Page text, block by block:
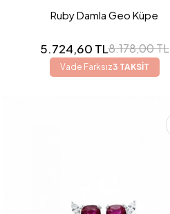
Ruby Damla Geo Küpe
5.724,60 TL8.178,00 TL
Vade Farksız3 TAKSİT